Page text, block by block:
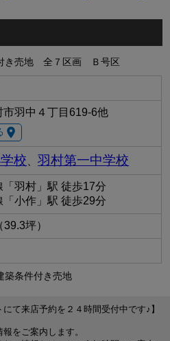
き売地 全７区画 Ｂ号区
市羽中４丁目619-6他
room
校 、羽村第一中学校
「羽村」駅 徒歩17分
「小作」駅 徒歩29分
坪）
築条件付き売地
て来店予約を２４時間受付中です♪】
をご案内します。